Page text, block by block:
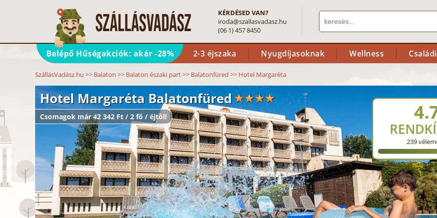
KÉRDÉSED VAN?
iroda@szallasvadasz.hu
(06 1) 457 8450
Belépő Hűségakciók: akár -28% 2-3 éjszaka Nyugdíjasoknak Wellness
SzállásVadász.hu >> Balaton >> Balaton északi part>> Balatonfüred >> Hotel Margaréta
Hotel Margaréta Balatonfüred
Csomagok már 42 342 Ft / 2 fő / éjtől!
239